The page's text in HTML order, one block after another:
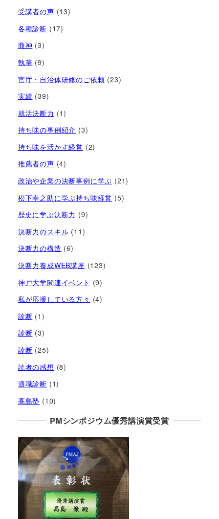
受講者の声 (13)
各種診断 (17)
商神 (3)
執筆 (9)
官庁・自治体研修のご依頼 (23)
実績 (39)
就活決断力 (1)
持ち味の事例紹介 (3)
持ち味を活かす経営​ (2)
推薦者の声 (4)
政治や企業の決断事例に学ぶ (21)
松下幸之助に学ぶ持ち味経営 (5)
歴史に学ぶ決断力 (9)
決断力のスキル (11)
決断力の構造 (6)
決断力養成WEB講座 (123)
神戸大学関連イベント (9)
私が応援している方々 (4)
診断 (1)
診断 (3)
診断 (25)
読者の感想 (8)
適職診断 (1)
高島塾 (10)
PMシンポジウム優秀講演賞受賞